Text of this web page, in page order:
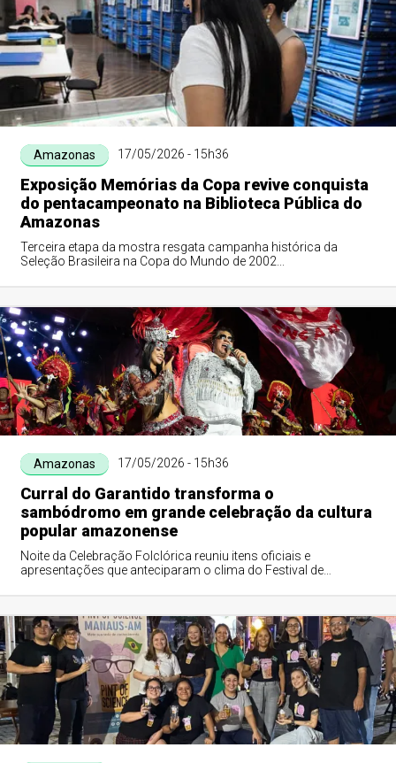
Amazonas 17/05/2026 - 15h36
Exposição Memórias da Copa revive conquista
do pentacampeonato na Biblioteca Pública do
Amazonas
Terceira etapa da mostra resgata campanha histórica da
Seleção Brasileira na Copa do Mundo de 2002...
Amazonas 17/05/2026 - 15h36
Curral do Garantido transforma o
sambódromo em grande celebração da cultura
popular amazonense
Noite da Celebração Folclórica reuniu itens oficiais e
apresentações que anteciparam o clima do Festival de